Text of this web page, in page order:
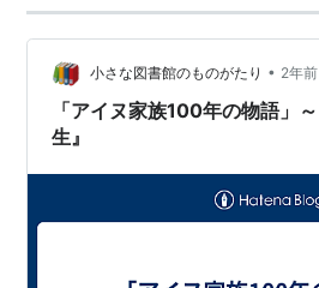
小さな図書館のものがたり • 2年前
「アイヌ家族100年の物語」
生』